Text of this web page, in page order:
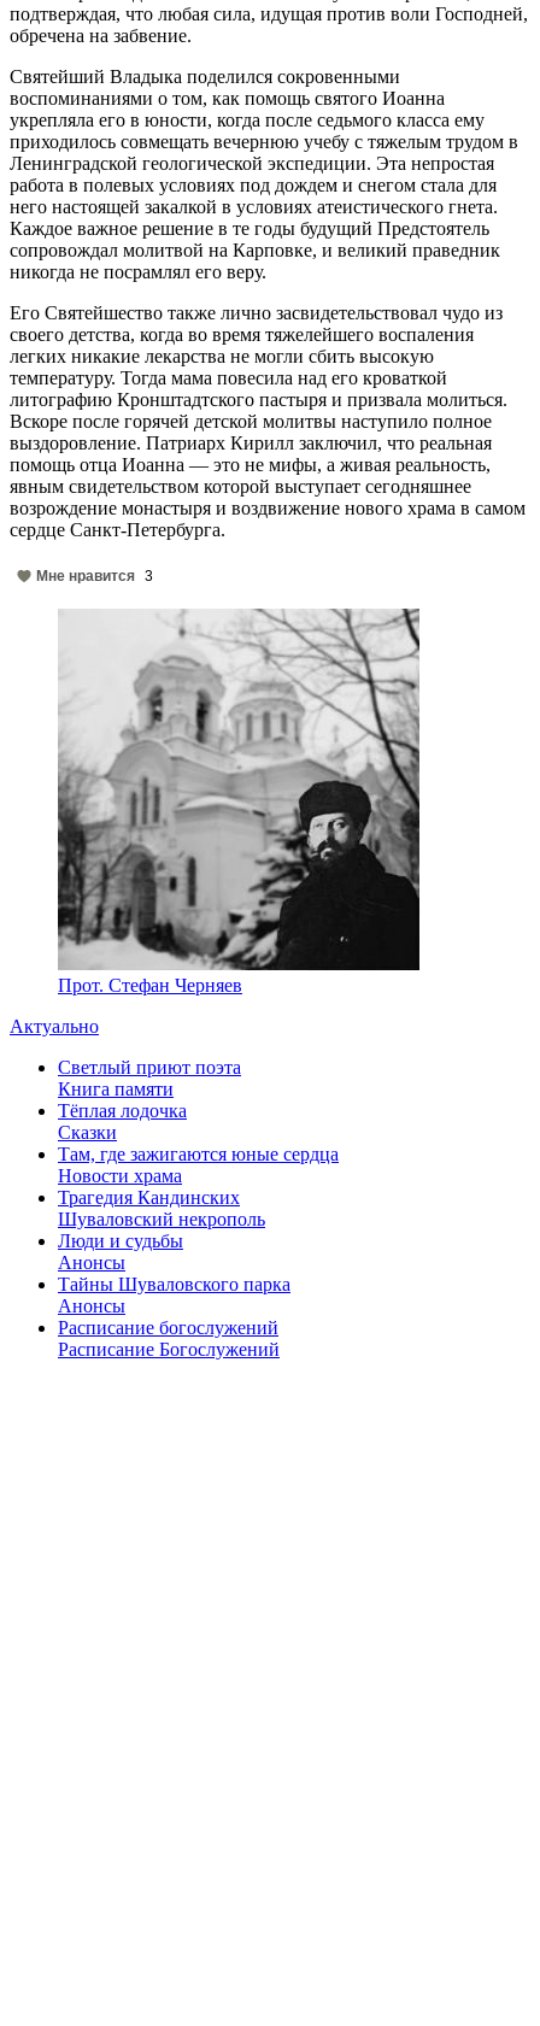
подтверждая, что любая сила, идущая против воли Господней,
обречена на забвение.
Святейший Владыка поделился сокровенными
воспоминаниями о том, как помощь святого Иоанна
укрепляла его в юности, когда после седьмого класса ему
приходилось совмещать вечернюю учебу с тяжелым трудом в
Ленинградской геологической экспедиции. Эта непростая
работа в полевых условиях под дождем и снегом стала для
него настоящей закалкой в условиях атеистического гнета.
Каждое важное решение в те годы будущий Предстоятель
сопровождал молитвой на Карповке, и великий праведник
никогда не посрамлял его веру.
Его Святейшество также лично засвидетельствовал чудо из
своего детства, когда во время тяжелейшего воспаления
легких никакие лекарства не могли сбить высокую
температуру. Тогда мама повесила над его кроваткой
литографию Кронштадтского пастыря и призвала молиться.
Вскоре после горячей детской молитвы наступило полное
выздоровление. Патриарх Кирилл заключил, что реальная
помощь отца Иоанна — это не мифы, а живая реальность,
явным свидетельством которой выступает сегодняшнее
возрождение монастыря и воздвижение нового храма в самом
сердце Санкт-Петербурга.
Мне нравится 3
Прот. Стефан Черняев
Актуально
Светлый приют поэта
Книга памяти
Тёплая лодочка
Сказки
Там, где зажигаются юные сердца
Новости храма
Трагедия Кандинских
Шуваловский некрополь
Люди и судьбы
Анонсы
Тайны Шуваловского парка
Анонсы
Расписание богослужений
Расписание Богослужений